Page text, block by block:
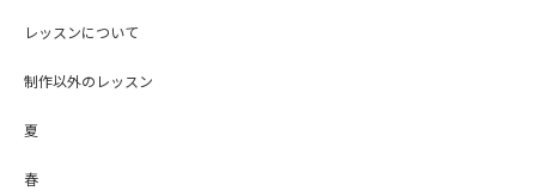
レッスンについて
制作以外のレッスン
夏
春